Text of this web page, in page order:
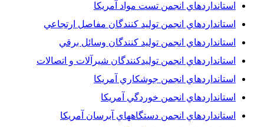
استانداردهاي انجمن تست مواد آمريکا
استانداردهاي انجمن توليد کنندگان مفاصل ارتجاعي
استانداردهاي انجمن توليد کنندگان وسائل برقي
استانداردهاي انجمن توليدکنندگان شيرآلات و اتصالات
استانداردهاي انجمن جوشکاري آمريکا
استانداردهاي انجمن خوردگي آمريکا
استانداردهاي انجمن دستگاههاي آبرسان آمريکا